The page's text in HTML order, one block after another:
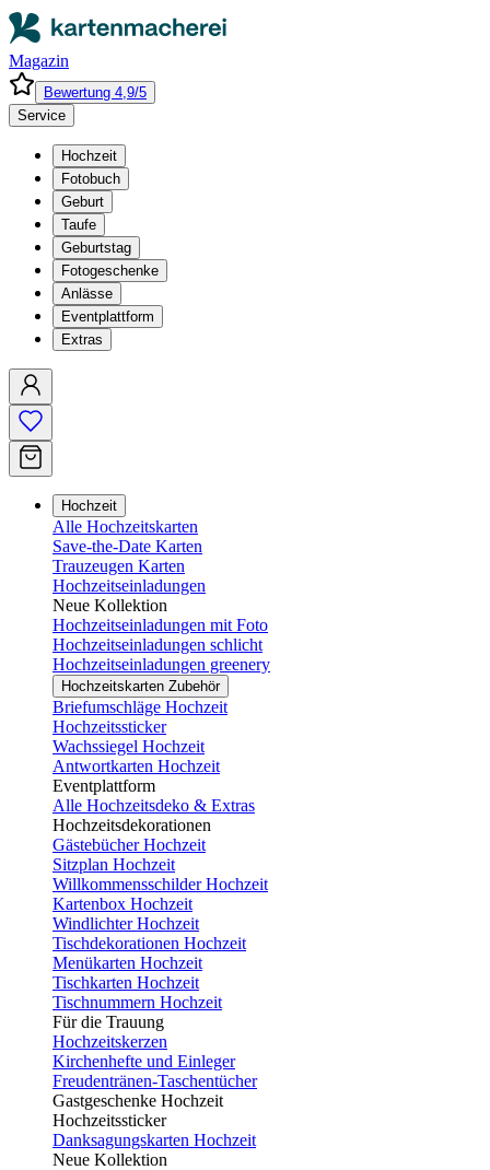
Magazin
Bewertung 4,9/5
Service
Hochzeit
Fotobuch
Geburt
Taufe
Geburtstag
Fotogeschenke
Anlässe
Eventplattform
Extras
Hochzeit
Alle Hochzeitskarten
Save-the-Date Karten
Trauzeugen Karten
Hochzeitseinladungen
Neue Kollektion
Hochzeitseinladungen mit Foto
Hochzeitseinladungen schlicht
Hochzeitseinladungen greenery
Hochzeitskarten Zubehör
Briefumschläge Hochzeit
Hochzeitssticker
Wachssiegel Hochzeit
Antwortkarten Hochzeit
Eventplattform
Alle Hochzeitsdeko & Extras
Hochzeitsdekorationen
Gästebücher Hochzeit
Sitzplan Hochzeit
Willkommensschilder Hochzeit
Kartenbox Hochzeit
Windlichter Hochzeit
Tischdekorationen Hochzeit
Menükarten Hochzeit
Tischkarten Hochzeit
Tischnummern Hochzeit
Für die Trauung
Hochzeitskerzen
Kirchenhefte und Einleger
Freudentränen-Taschentücher
Gastgeschenke Hochzeit
Hochzeitssticker
Danksagungskarten Hochzeit
Neue Kollektion